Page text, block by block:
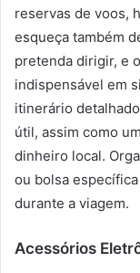
reservas de voos,
esqueça também
pretenda dirigir, e
indispensável em
itinerário
útil, assim como
dinheiro local.
ou bolsa
durante a viagem.
Acessórios